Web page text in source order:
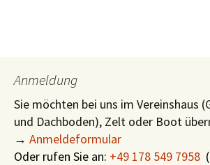
Anmeldung
Sie möchten bei uns im Vereinshaus
und Dachboden), Zelt oder Boot
→ Anmeldeformular
Oder rufen Sie an: +49 178 549 7958 (